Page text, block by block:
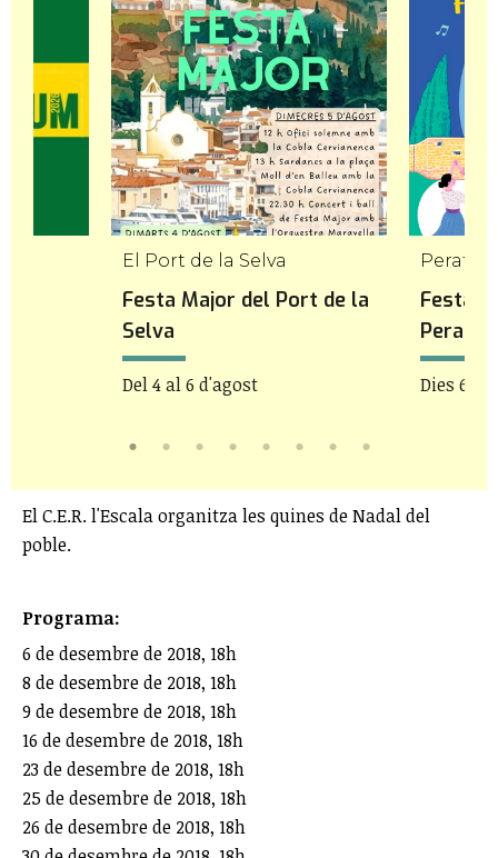
El Port de la Selva
Festa Major del Port de la
Selva
Del 4 al 6 d'agost
Festa
Dies 6 i
El C.E.R. l'Escala organitza les quines de Nadal del
poble.
Programa:
6 de desembre de 2018, 18h
8 de desembre de 2018, 18h
9 de desembre de 2018, 18h
16 de desembre de 2018, 18h
23 de desembre de 2018, 18h
25 de desembre de 2018, 18h
26 de desembre de 2018, 18h